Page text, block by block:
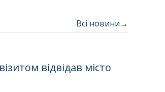
Всі новини→
відвідав місто